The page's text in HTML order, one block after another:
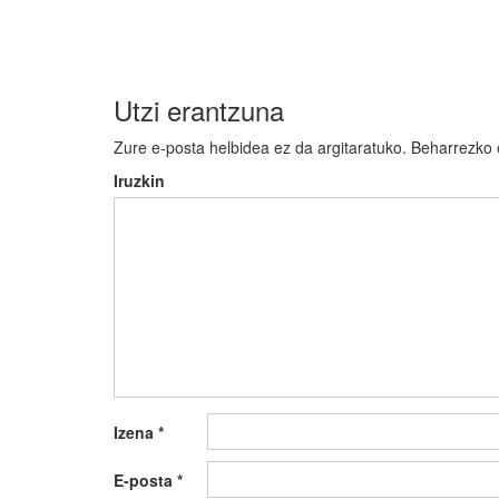
Utzi erantzuna
Zure e-posta helbidea ez da argitaratuko. Beharrezko
Iruzkin
Izena *
E-posta *